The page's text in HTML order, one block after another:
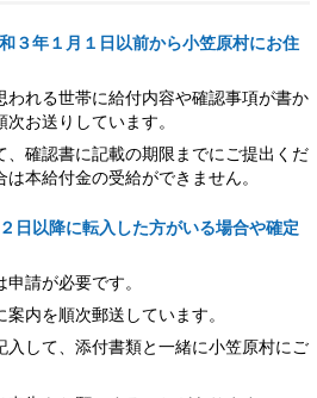
３年１月１日以前から小笠原村にお住
われる世帯に給付内容や確認事項が書か
お送りしています。
、確認書に記載の期限までにご提出くだ
本給付金の受給ができません。
日以降に転入した方がいる場合や確定
請が必要です。
内を順次郵送しています。
入して、添付書類と一緒に小笠原村にご